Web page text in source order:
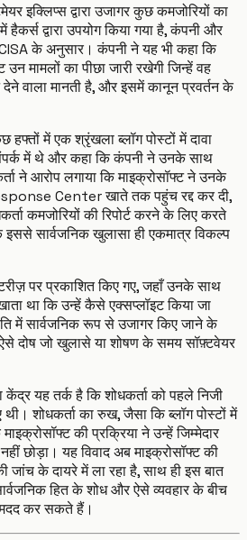
इक्लिप्स द्वारा उजागर कुछ कमजोरियों का
द्वारा उपयोग किया गया है, कंपनी और
CISA के अनुसार। कंपनी ने यह भी कहा कि
मामलों का पीछा जारी रखेगी जिन्हें वह
देने वाला मानती है, और इसमें कानून प्रवर्तन के
में एक श्रृंखला ब्लॉग पोस्टों में दावा
में थे और कहा कि कंपनी ने उनके साथ
ने आरोप लगाया कि माइक्रोसॉफ्ट ने उनके
Center खाते तक पहुंच रद्द कर दी,
कमजोरियों की रिपोर्ट करने के लिए करते
सार्वजनिक खुलासा ही एकमात्र विकल्प
पर प्रकाशित किए गए, जहाँ उनके साथ
था कि उन्हें कैसे एक्सप्लॉइट किया जा
में सार्वजनिक रूप से उजागर किए जाने के
दोष जो खुलासे या शोषण के समय सॉफ़्टवेयर
यह तर्क है कि शोधकर्ता को पहले निजी
थी। शोधकर्ता का रुख, जैसा कि ब्लॉग पोस्टों में
की प्रक्रिया ने उन्हें जिम्मेदार
छोड़ा। यह विवाद अब माइक्रोसॉफ्ट की
जांच के दायरे में ला रहा है, साथ ही इस बात
हित के शोध और ऐसे व्यवहार के बीच
मदद कर सकते हैं।